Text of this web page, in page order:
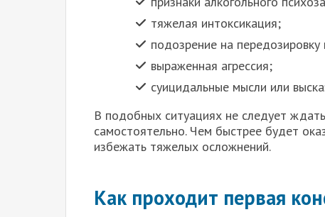
тяжелая интоксикация;
подозрение на передозировку
выраженная агрессия;
суицидальные мысли или
В подобных ситуациях не следует
самостоятельно. Чем быстрее будет
избежать тяжелых осложнений.
Как проходит первая